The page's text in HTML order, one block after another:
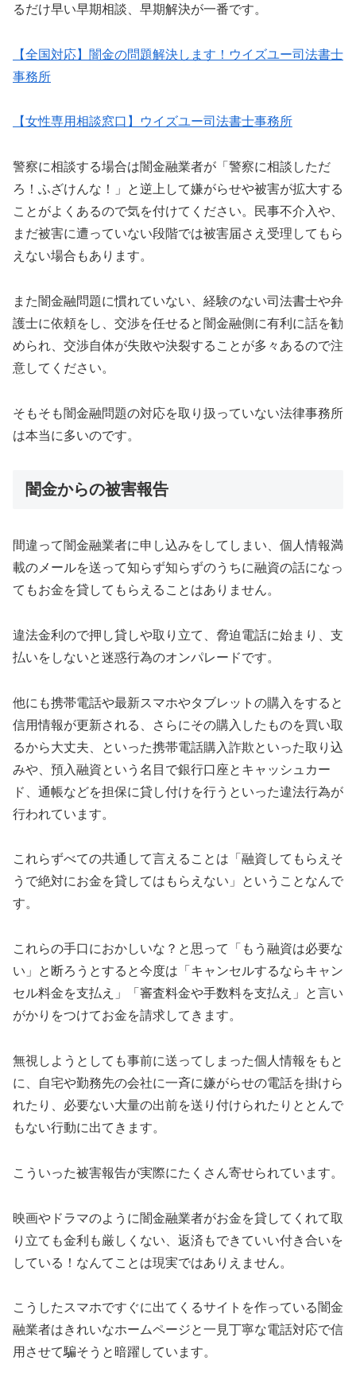
るだけ早い早期相談、早期解決が一番です。
【全国対応】闇金の問題解決します！ウイズユー司法書士
事務所
【女性専用相談窓口】ウイズユー司法書士事務所
警察に相談する場合は闇金融業者が「警察に相談しただ
ろ！ふざけんな！」と逆上して嫌がらせや被害が拡大する
ことがよくあるので気を付けてください。民事不介入や、
まだ被害に遭っていない段階では被害届さえ受理してもら
えない場合もあります。
また闇金融問題に慣れていない、経験のない司法書士や弁
護士に依頼をし、交渉を任せると闇金融側に有利に話を勧
められ、交渉自体が失敗や決裂することが多々あるので注
意してください。
そもそも闇金融問題の対応を取り扱っていない法律事務所
は本当に多いのです。
闇金からの被害報告
間違って闇金融業者に申し込みをしてしまい、個人情報満
載のメールを送って知らず知らずのうちに融資の話になっ
てもお金を貸してもらえることはありません。
違法金利ので押し貸しや取り立て、脅迫電話に始まり、支
払いをしないと迷惑行為のオンパレードです。
他にも携帯電話や最新スマホやタブレットの購入をすると
信用情報が更新される、さらにその購入したものを買い取
るから大丈夫、といった携帯電話購入詐欺といった取り込
みや、預入融資という名目で銀行口座とキャッシュカー
ド、通帳などを担保に貸し付けを行うといった違法行為が
行われています。
これらずべての共通して言えることは「融資してもらえそ
うで絶対にお金を貸してはもらえない」ということなんで
す。
これらの手口におかしいな？と思って「もう融資は必要な
い」と断ろうとすると今度は「キャンセルするならキャン
セル料金を支払え」「審査料金や手数料を支払え」と言い
がかりをつけてお金を請求してきます。
無視しようとしても事前に送ってしまった個人情報をもと
に、自宅や勤務先の会社に一斉に嫌がらせの電話を掛けら
れたり、必要ない大量の出前を送り付けられたりととんで
もない行動に出てきます。
こういった被害報告が実際にたくさん寄せられています。
映画やドラマのように闇金融業者がお金を貸してくれて取
り立ても金利も厳しくない、返済もできていい付き合いを
している！なんてことは現実ではありえません。
こうしたスマホですぐに出てくるサイトを作っている闇金
融業者はきれいなホームページと一見丁寧な電話対応で信
用させて騙そうと暗躍しています。